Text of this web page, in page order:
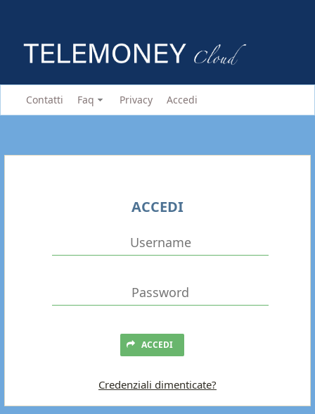
Contatti Faq Privacy Accedi
ACCEDI
ACCEDI
Credenziali dimenticate?